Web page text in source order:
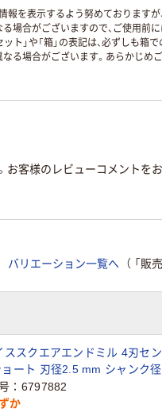
を表示するよう努めておりますが
場合がございますので、ご使用前
ト」や「箱」の表記は、必ずしも箱
る場合がございます。あらかじめご
客様のレビューコメントを
バリエーション一覧へ （ 「販
ススクエアエンドミル 4刃セ
ート 刃径2.5 mm シャンク径
CC-EMS-2.5 1本（直送品）
6797882
か